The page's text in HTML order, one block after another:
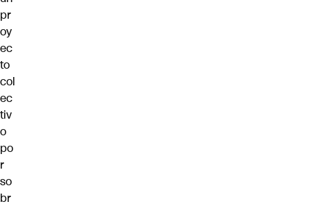
pr
oy
ec
to
col
ec
tiv
o
po
r
so
br